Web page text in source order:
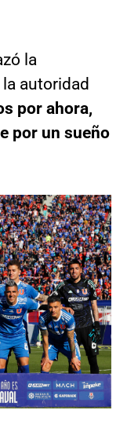
la
autoridad
por ahora,
por un sueño